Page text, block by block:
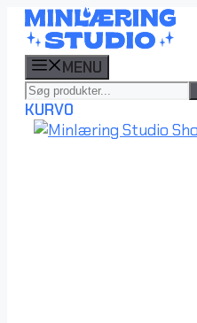
Hop
indhold MENU
KURV0